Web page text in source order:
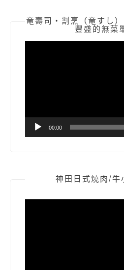
竜壽司‧割烹（竜すし
豐盛的無菜
00:00
神田日式燒肉/牛